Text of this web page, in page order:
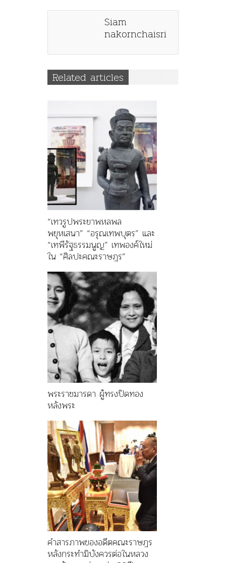
Siam
nakornchaisri
Related articles
“เทวรูปพระยาพหลพล
พยุหเสนา” “อรุณเทพบุตร” และ
“เทพีรัฐธรรมนูญ” เทพองค์ใหม่
ใน “ศิลปะคณะราษฎร”
พระราชมารดา ผู้ทรงปิดทอง
หลังพระ
คำสารภาพของอดีตคณะราษฎร
หลังกระทำมิบังควรต่อในหลวง